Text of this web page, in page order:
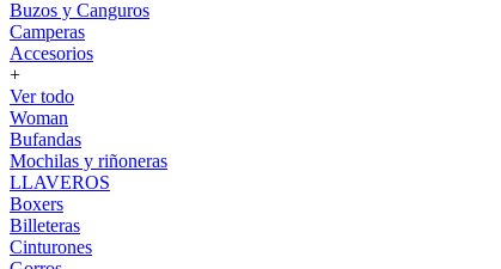
Buzos y Canguros
Camperas
Accesorios
+
Ver todo
Woman
Bufandas
Mochilas y riñoneras
LLAVEROS
Boxers
Billeteras
Cinturones